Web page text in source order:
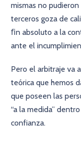
mismas no
terceros goza de
ﬁn absoluto a la
ante el
Pero el arbitraje va
teórica que hemos
que poseen las
“a la medida”
confianza.